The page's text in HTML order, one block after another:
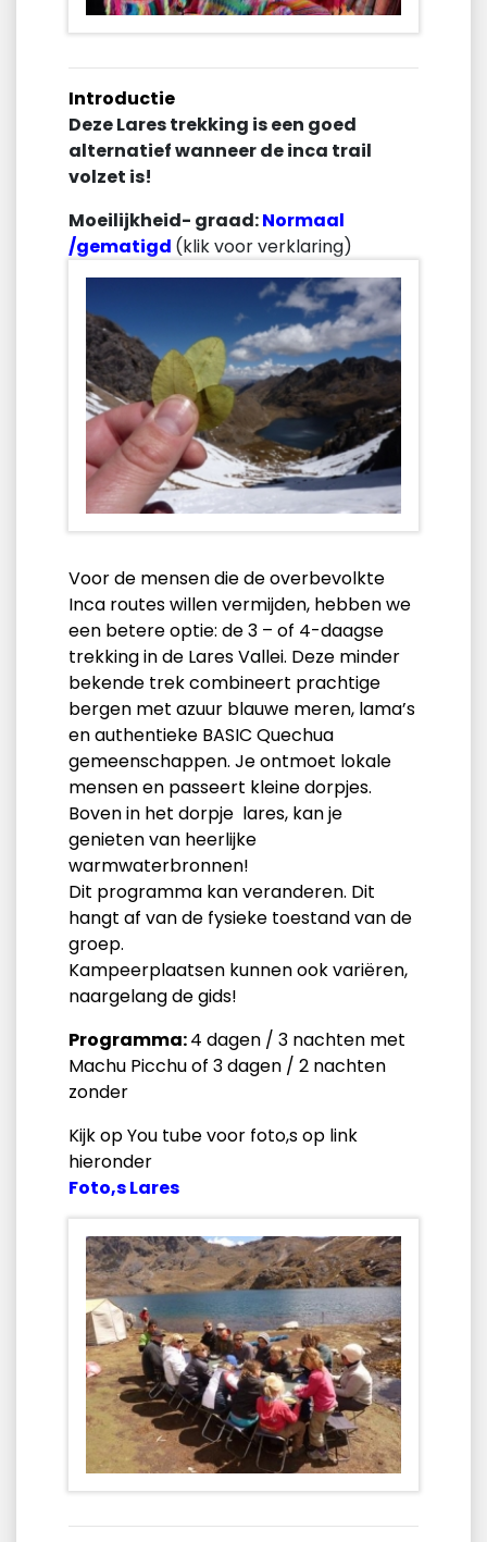
Introductie
Deze Lares trekking is een goed
alternatief wanneer de inca trail
volzet is!
Moeilijkheid- graad:Normaal
/gematigd (klik voor verklaring)
Voor de mensen die de overbevolkte
Inca routes willen vermijden, hebben we
een betere optie: de 3 – of 4-daagse
trekking in de Lares Vallei. Deze minder
bekende trek combineert prachtige
bergen met azuur blauwe meren, lama’s
en authentieke BASIC Quechua
gemeenschappen. Je ontmoet lokale
mensen en passeert kleine dorpjes.
Boven in het dorpje lares, kan je
genieten van heerlijke
warmwaterbronnen!
Dit programma kan veranderen. Dit
hangt af van de fysieke toestand van de
groep.
Kampeerplaatsen kunnen ook variëren,
naargelang de gids!
Programma:4 dagen / 3 nachten met
Machu Picchu of 3 dagen / 2 nachten
zonder
Kijk op You tube voor foto,s op link
hieronder
Foto,s Lares